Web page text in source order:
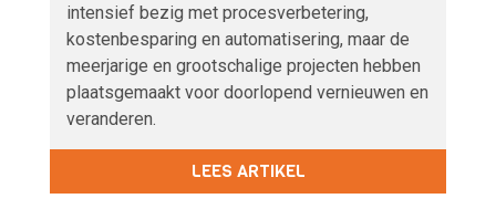
intensief bezig met procesverbetering,
kostenbesparing en automatisering, maar de
meerjarige en grootschalige projecten hebben
plaatsgemaakt voor doorlopend vernieuwen en
veranderen.
LEES ARTIKEL